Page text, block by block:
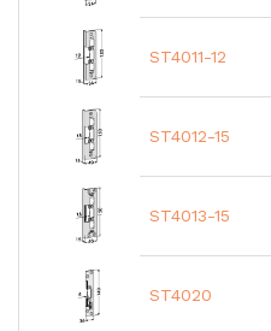
ST4011-12
ST4012-15
ST4013-15
ST4020